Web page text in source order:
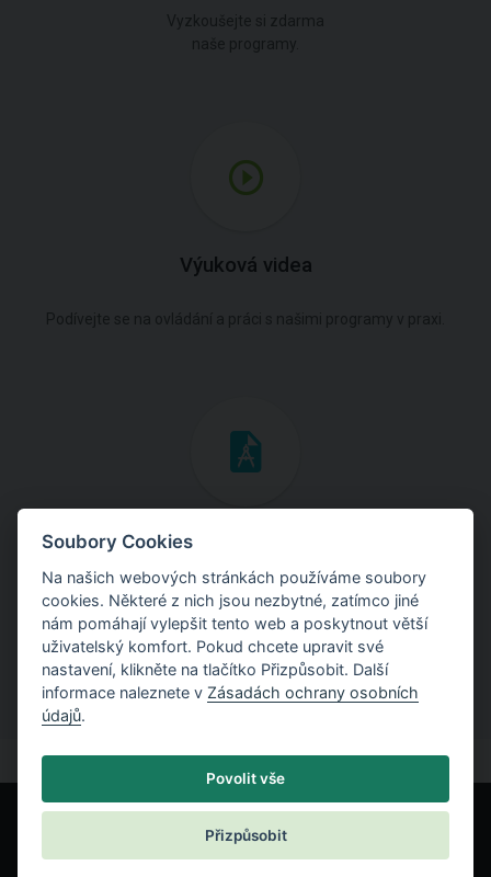
Výuková videa
Inženýrské manuály
Stáhněte si manuály s teoretickými i praktickými ukázkami
použití programů.
Soubory Cookies
Na našich webových stránkách používáme soubory
cookies. Některé z nich jsou nezbytné, zatímco jiné
nám pomáhají vylepšit tento web a poskytnout větší
uživatelský komfort. Pokud chcete upravit své
nastavení, klikněte na tlačítko Přizpůsobit. Další
informace naleznete v Zásadách ochrany osobních
údajů.
Povolit vše
Přizpůsobit